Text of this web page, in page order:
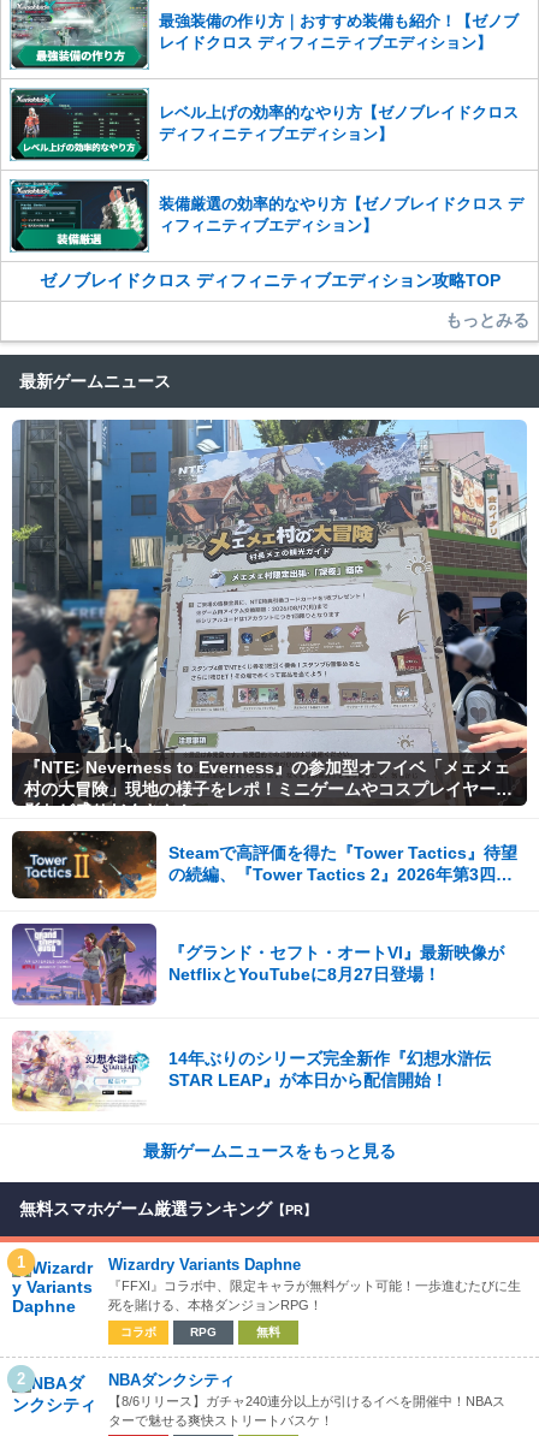
最強装備の作り方｜おすすめ装備も紹介！【ゼノブ
レイドクロス ディフィニティブエディション】
レベル上げの効率的なやり方【ゼノブレイドクロス
ディフィニティブエディション】
装備厳選の効率的なやり方【ゼノブレイドクロス デ
ィフィニティブエディション】
ゼノブレイドクロス ディフィニティブエディション攻略TOP
もっとみる
最新ゲームニュース
『NTE: Neverness to Everness』の参加型オフイベ「メェメェ
村の大冒険」現地の様子をレポ！ミニゲームやコスプレイヤー撮
影など盛りだくさん！
Steamで高評価を得た『Tower Tactics』待望
の続編、『Tower Tactics 2』2026年第3四半
『グランド・セフト・オートVI』最新映像が
NetflixとYouTubeに8月27日登場！
14年ぶりのシリーズ完全新作『幻想水滸伝
STAR LEAP』が本日から配信開始！
最新ゲームニュースをもっと見る
無料スマホゲーム厳選ランキング 【PR】
1 Wizardry Variants Daphne
『FFXI』コラボ中、限定キャラが無料ゲット可能！一歩進むたびに生
死を賭ける、本格ダンジョンRPG！
コラボ RPG 無料
2 NBAダンクシティ
【8/6リリース】ガチャ240連分以上が引けるイベを開催中！NBAス
ターで魅せる爽快ストリートバスケ！